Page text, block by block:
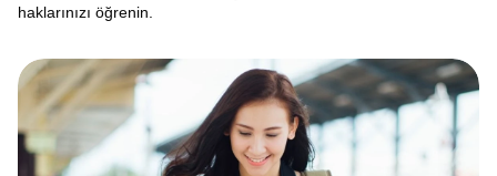
haklarınızı öğrenin.